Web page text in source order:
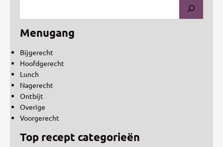
Menugang
Bijgerecht
Hoofdgerecht
Lunch
Nagerecht
Ontbijt
Overige
Voorgerecht
Top recept categorieën